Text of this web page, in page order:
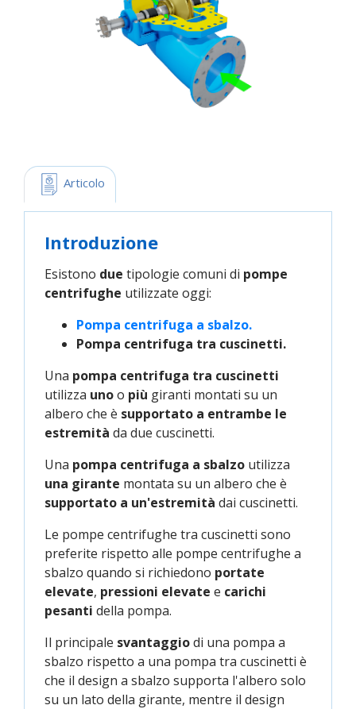
Articolo
Introduzione
Esistono due tipologie comuni di pompe
centrifughe utilizzate oggi:
Pompa centrifuga a sbalzo.
Pompa centrifuga tra cuscinetti.
Una pompa centrifuga tra cuscinetti
utilizza unoo più giranti montati su un
albero che è supportato a entrambe le
estremità da due cuscinetti.
Una pompa centrifuga a sbalzo utilizza
una girante montata su un albero che è
supportato a un'estremità dai cuscinetti.
Le pompe centrifughe tra cuscinetti sono
preferite rispetto alle pompe centrifughe a
sbalzo quando si richiedono portate
elevate, pressioni elevate e carichi
pesanti della pompa.
Il principale svantaggiodi una pompa a
sbalzo rispetto a una pompa tra cuscinetti è
che il design a sbalzo supporta l'albero solo
su un lato della girante, mentre il design